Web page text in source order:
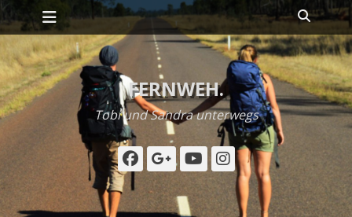
Zum
Inhalt
springen
Primäres Menü Suchen
FERNWEH.
Tobi und Sandra unterwegs
Facebook
Googleplus
YouTube
Instagram